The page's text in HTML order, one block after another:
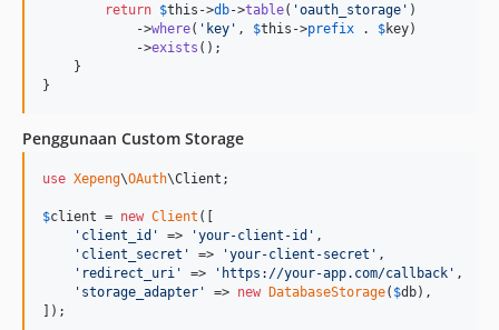
return $this ->db->table( 'oauth_storage ' )
            ->
where( ' key ' , $this ->prefix . $key)
            ->
exists ();
    }
}
Penggunaan Custom Storage
use Xepeng\OAuth\Client ;
$client = new Client ([
' client_id ' => 'your-client-id ' ,
' client_secret ' => 'your-client-secret ' ,
' redirect_uri ' => ' https://your-app.com/callback ' ,
' storage_adapter ' => new DatabaseStorage( $db),
]);